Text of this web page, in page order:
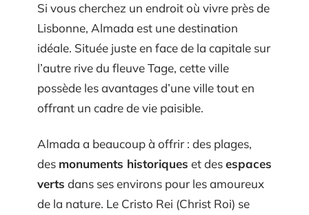
Si vous cherchez un endroit où vivre près de
Lisbonne, Almada est une destination
idéale. Située juste en face de la capitale sur
l’autre rive du fleuve Tage, cette ville
possède les avantages d’une ville tout en
offrant un cadre de vie paisible.
Almada a beaucoup à offrir : des plages,
des monuments historiques et desespaces
verts dans ses environs pour les amoureux
de la nature. Le Cristo Rei (Christ Roi) se